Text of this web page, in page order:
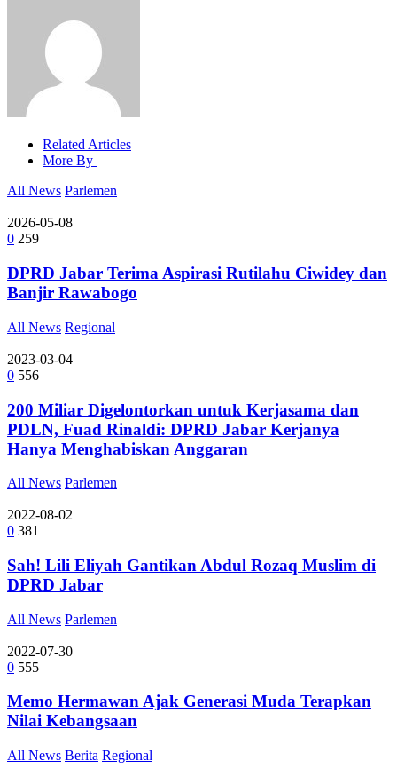
Related Articles
More By
All News Parlemen
2026-05-08
0 259
DPRD Jabar Terima Aspirasi Rutilahu Ciwidey dan
Banjir Rawabogo
All News Regional
2023-03-04
0 556
200 Miliar Digelontorkan untuk Kerjasama dan
PDLN, Fuad Rinaldi: DPRD Jabar Kerjanya
Hanya Menghabiskan Anggaran
All News Parlemen
2022-08-02
0 381
Sah! Lili Eliyah Gantikan Abdul Rozaq Muslim di
DPRD Jabar
All News Parlemen
2022-07-30
0 555
Memo Hermawan Ajak Generasi Muda Terapkan
Nilai Kebangsaan
All News Berita Regional